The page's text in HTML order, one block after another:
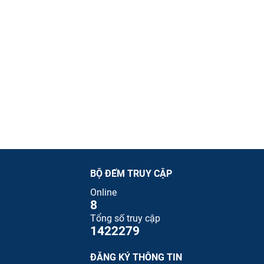
BỘ ĐẾM TRUY CẬP
Online
8
Tổng số truy cập
1422279
ĐĂNG KÝ THÔNG TIN